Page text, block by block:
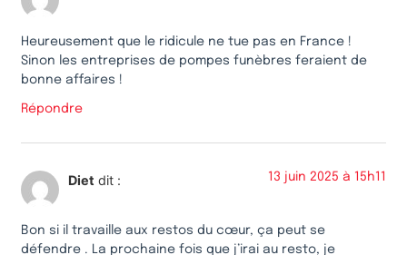
Heureusement que le ridicule ne tue pas en France !
Sinon les entreprises de pompes funèbres feraient de
bonne affaires !
Répondre
Diet dit : 13 juin 2025 à 15h11
Bon si il travaille aux restos du cœur, ça peut se
défendre . La prochaine fois que j’irai au resto, je